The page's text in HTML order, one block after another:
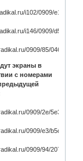
экраны в
с номерами